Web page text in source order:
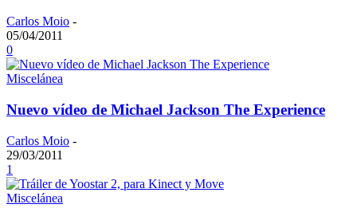
Carlos Moio -
05/04/2011
0
Miscelánea
Nuevo vídeo de Michael Jackson The Experience
Carlos Moio -
29/03/2011
1
Miscelánea